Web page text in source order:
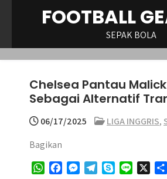
FOOTBALL
SEPAK BOLA
Chelsea Pantau
Sebagai Alternatif
06/17/2025 LIGA INGGRIS,
Bagikan
W